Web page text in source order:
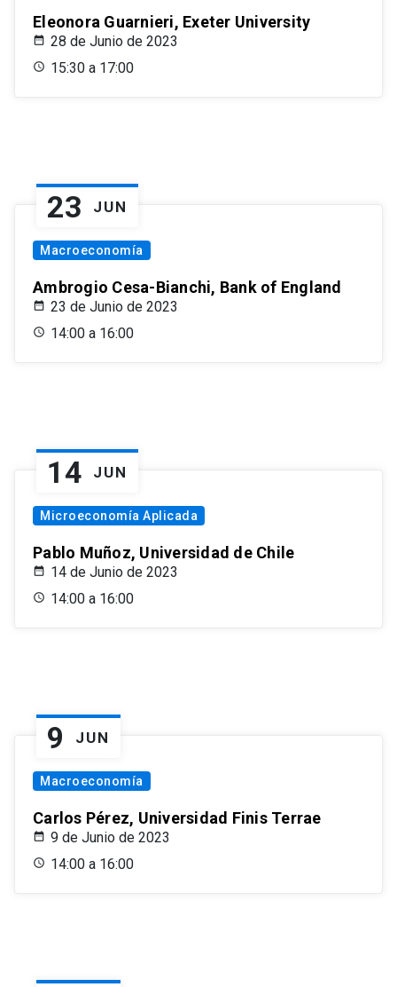
Eleonora Guarnieri, Exeter University
28 de Junio de 2023
15:30 a 17:00
23 JUN
Macroeconomía
Ambrogio Cesa-Bianchi, Bank of England
23 de Junio de 2023
14:00 a 16:00
14 JUN
Microeconomía Aplicada
Pablo Muñoz, Universidad de Chile
14 de Junio de 2023
14:00 a 16:00
9 JUN
Macroeconomía
Carlos Pérez, Universidad Finis Terrae
9 de Junio de 2023
14:00 a 16:00